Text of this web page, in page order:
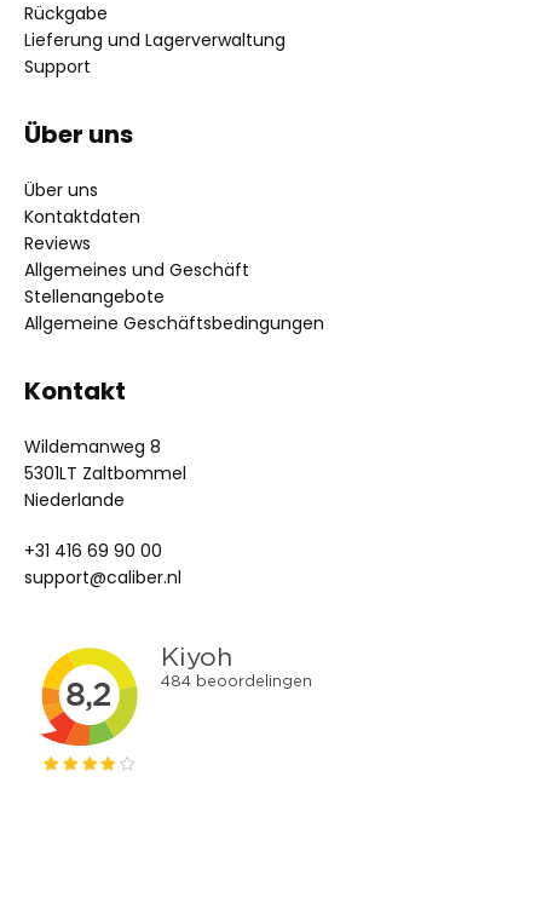
Rückgabe
Lieferung und Lagerverwaltung
Support
Über uns
Über uns
Kontaktdaten
Reviews
Allgemeines und Geschäft
Stellenangebote
Allgemeine Geschäftsbedingungen
Kontakt
Wildemanweg 8
5301LT Zaltbommel
Niederlande
+31 416 69 90 00
support@caliber.nl